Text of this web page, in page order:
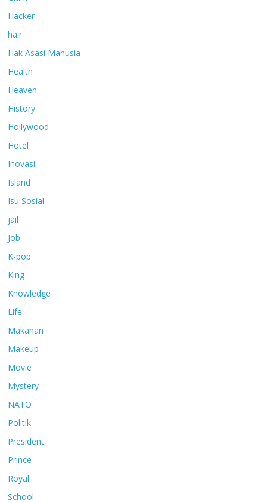
Hacker
hair
Hak Asasi Manusia
Health
Heaven
History
Hollywood
Hotel
Inovasi
Island
Isu Sosial
jail
Job
K-pop
King
Knowledge
Life
Makanan
Makeup
Movie
Mystery
NATO
Politik
President
Prince
Royal
School